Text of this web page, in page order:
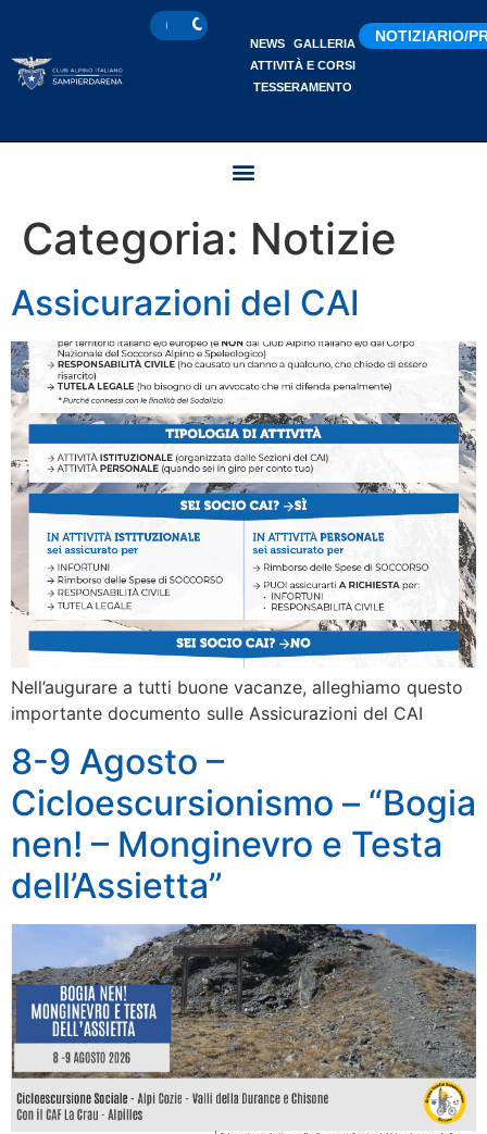
NEWS
GALLERIA
ATTIVITÀ E CORSI
TESSERAMENTO
NOTIZIARIO/
Categoria: Notizie
Assicurazioni del CAI
Nell’augurare a tutti buone vacanze, alleghiamo questo
importante documento sulle Assicurazioni del CAI
8-9 Agosto –
Cicloescursionismo – “Bogia
nen! – Monginevro e Testa
dell’Assietta”